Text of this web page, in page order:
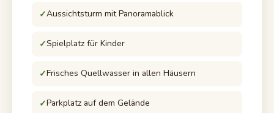
Aussichtsturm mit Panoramablick
Spielplatz für Kinder
Frisches Quellwasser in allen Häusern
Parkplatz auf dem Gelände